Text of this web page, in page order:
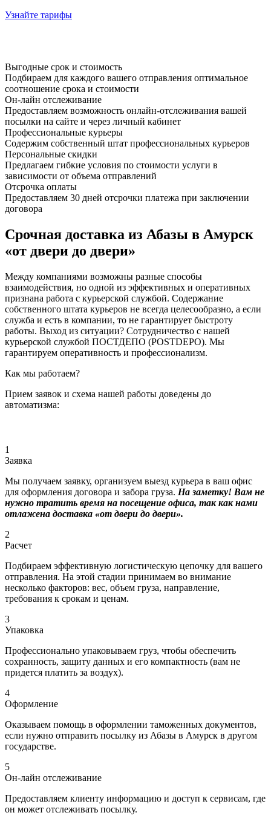
Узнайте тарифы
Выгодные срок и стоимость
Подбираем для каждого вашего отправления оптимальное
соотношение срока и стоимости
Он-лайн отслеживание
Предоставляем возможность онлайн-отслеживания вашей
посылки на сайте и через личный кабинет
Профессиональные курьеры
Содержим собственный штат профессиональных курьеров
Персональные скидки
Предлагаем гибкие условия по стоимости услуги в
зависимости от объема отправлений
Отсрочка оплаты
Предоставляем 30 дней отсрочки платежа при заключении
договора
Срочная доставка из Абазы в Амурск
«от двери до двери»
Между компаниями возможны разные способы
взаимодействия, но одной из эффективных и оперативных
признана работа с курьерской службой. Содержание
собственного штата курьеров не всегда целесообразно, а если
служба и есть в компании, то не гарантирует быстроту
работы. Выход из ситуации? Сотрудничество с нашей
курьерской службой ПОСТДЕПО (POSTDEPO). Мы
гарантируем оперативность и профессионализм.
Как мы работаем?
Прием заявок и схема нашей работы доведены до
автоматизма:
1
Заявка
Мы получаем заявку, организуем выезд курьера в ваш офис
для оформления договора и забора груза. На заметку! Вам не
нужно тратить время на посещение офиса, так как нами
отлажена доставка «от двери до двери».
2
Расчет
Подбираем эффективную логистическую цепочку для вашего
отправления. На этой стадии принимаем во внимание
несколько факторов: вес, объем груза, направление,
требования к срокам и ценам.
3
Упаковка
Профессионально упаковываем груз, чтобы обеспечить
сохранность, защиту данных и его компактность (вам не
придется платить за воздух).
4
Оформление
Оказываем помощь в оформлении таможенных документов,
если нужно отправить посылку из Абазы в Амурск в другом
государстве.
5
Он-лайн отслеживание
Предоставляем клиенту информацию и доступ к сервисам, где
он может отслеживать посылку.